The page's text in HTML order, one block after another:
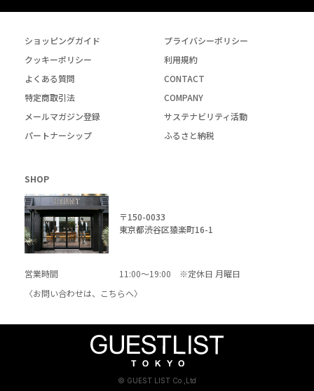
ショッピングガイド
プライバシーポリシー
クッキーポリシー
利用規約
よくある質問
CONTACT
特定商取引法
COMPANY
メールマガジン登録
サステナビリティ活動
パートナーシップ
ふるさと納税
SHOP
〒150-0033
東京都渋谷区猿楽町16-1
営業時間
11:00～19:00 ※定休日 月曜日
〈お問い合わせは、
こちらへ〉
© GUEST LIST Co.,Ltd